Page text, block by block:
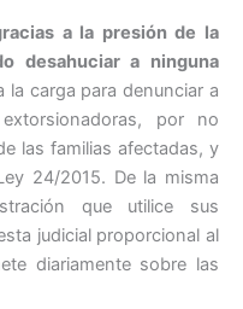
a la presión de la
desahuciar a ninguna
la carga para denunciar a
por no
las familias afectadas, y
24/2015. De la misma
que utilice sus
judicial proporcional al
diariamente sobre las